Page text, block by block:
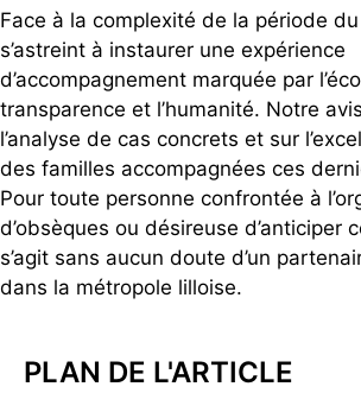
Face à la complexité de la période
s’astreint à instaurer une expérience
d’accompagnement marquée par
transparence et l’humanité. Notre
l’analyse de cas concrets et sur
des familles accompagnées ces
Pour toute personne confrontée à
d’obsèques ou désireuse d’anticiper
s’agit sans aucun doute d’un
dans la métropole lilloise.
PLAN DE L'ARTICLE